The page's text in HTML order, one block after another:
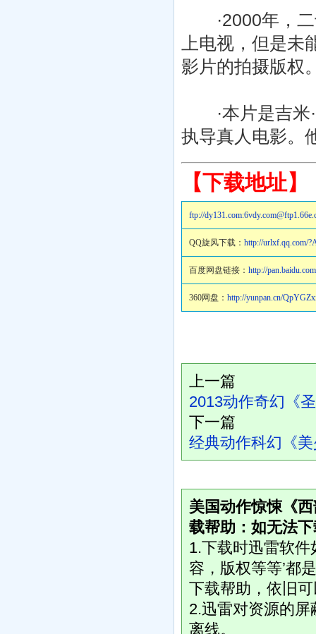
·2000年，二
上电视，但是
影片的拍摄版权
·本片是吉米·
执导真人电影。
【下载地址】
ftp://
QQ旋风下载： http://urlxf.qq.com/
百度网盘链接： http://
360网盘： http://yunpan.cn/
上一篇
2013动作奇幻《
下一篇
经典动作科幻《
美国动作惊悚《
载帮助：如无法
1.下载时迅雷软件
容，版权等等’都
下载帮助，依旧
2.迅雷对资源的
离线。